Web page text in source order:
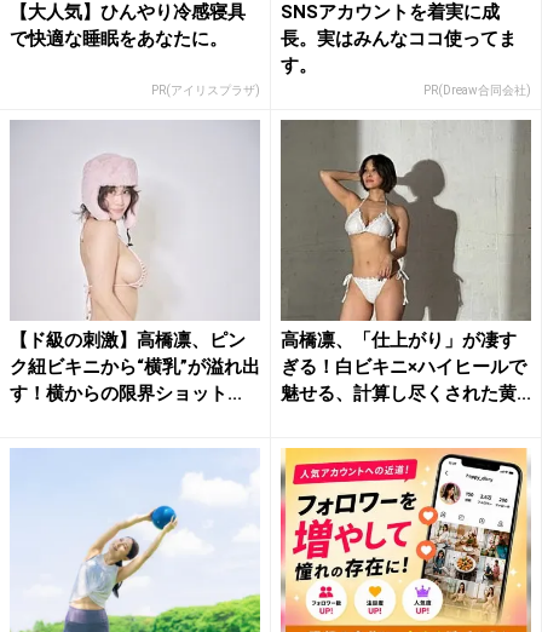
【大人気】ひんやり冷感寝具
で快適な睡眠をあなたに。
PR(アイリスプラザ)
SNSアカウントを着実に成
長。実はみんなココ使ってま
す。
PR(Dreaw合同会社)
【ド級の刺激】高橋凛、ピン
ク紐ビキニから“横乳”が溢れ出
す！横からの限界ショット...
高橋凛、「仕上がり」が凄す
ぎる！白ビキニ×ハイヒールで
魅せる、計算し尽くされた黄...